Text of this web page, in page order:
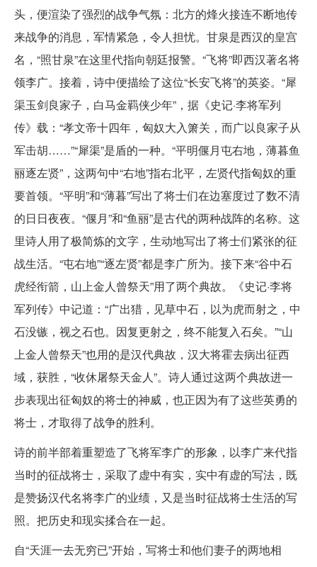
头，便渲染了强烈的战争气氛：北方的烽火接连不断地传
来战争的消息，军情紧急，令人担忧。甘泉是西汉的皇宫
名，“照甘泉”在这里代指向朝廷报警。“飞将”即西汉著名将
领李广。接着，诗中便描绘了这位“长安飞将”的英姿。“犀
渠玉剑良家子，白马金羁侠少年”，据《史记·李将军列
传》载：“孝文帝十四年，匈奴大入箫关，而广以良家子从
军击胡……”“犀渠”是盾的一种。“平明偃月屯右地，薄暮鱼
丽逐左贤”，这两句中“右地”指右北平，左贤代指匈奴的重
要首领。“平明”和“薄暮”写出了将士们在边塞度过了数不清
的日日夜夜。“偃月”和“鱼丽”是古代的两种战阵的名称。这
里诗人用了极简炼的文字，生动地写出了将士们紧张的征
战生活。“屯右地”“逐左贤”都是李广所为。接下来“谷中石
虎经衔箭，山上金人曾祭天”用了两个典故。《史记·李将
军列传》中记道：“广出猎，见草中石，以为虎而射之，中
石没镞，视之石也。因复更射之，终不能复入石矣。”“山
上金人曾祭天”也用的是汉代典故，汉大将霍去病出征西
域，获胜，“收休屠祭天金人”。诗人通过这两个典故进一
步表现出征匈奴的将士的神威，也正因为有了这些英勇的
将士，才取得了战争的胜利。
诗的前半部着重塑造了飞将军李广的形象，以李广来代指
当时的征战将士，采取了虚中有实，实中有虚的写法，既
是赞扬汉代名将李广的业绩，又是当时征战将士生活的写
照。把历史和现实揉合在一起。
自“天涯一去无穷已”开始，写将士和他们妻子的两地相